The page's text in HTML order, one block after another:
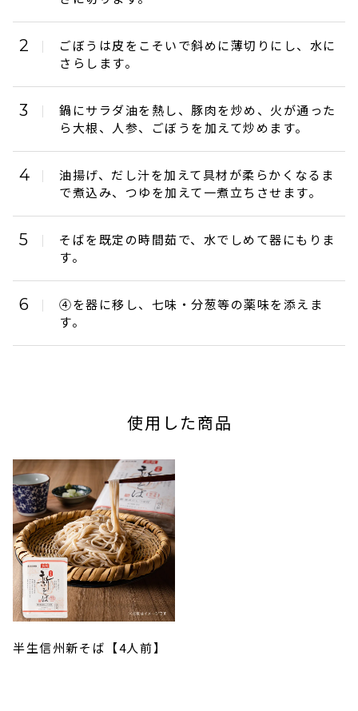
2
ごぼうは皮をこそいで斜めに薄切りにし、水に
さらします。
3
鍋にサラダ油を熱し、豚肉を炒め、火が通った
ら大根、人参、ごぼうを加えて炒めます。
4
油揚げ、だし汁を加えて具材が柔らかくなるま
で煮込み、つゆを加えて一煮立ちさせます。
5
そばを既定の時間茹で、水でしめて器にもりま
す。
6
④を器に移し、七味・分葱等の薬味を添えま
す。
使用した商品
半生信州新そば【4人前】